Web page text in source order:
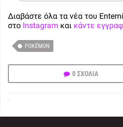
Διαβάστε όλα τα νέα του
στο Instagram και κάντε
POKÉMON
0 ΣΧΟΛΙΑ